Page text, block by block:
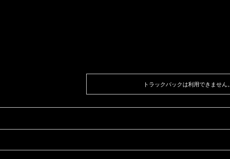
トラックバックは利用できません。